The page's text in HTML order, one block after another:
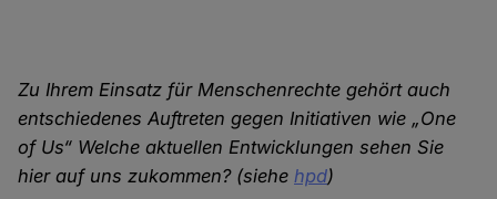
Zu Ihrem Einsatz für Menschenrechte gehört auch
entschiedenes Auftreten gegen Initiativen wie „One
of Us“ Welche aktuellen Entwicklungen sehen Sie
hier auf uns zukommen? (siehehpd)